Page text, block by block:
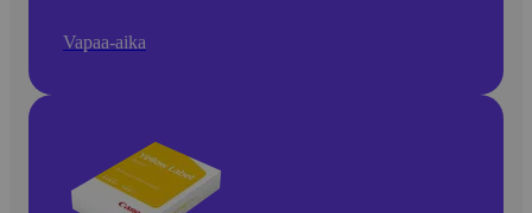
Vapaa-aika